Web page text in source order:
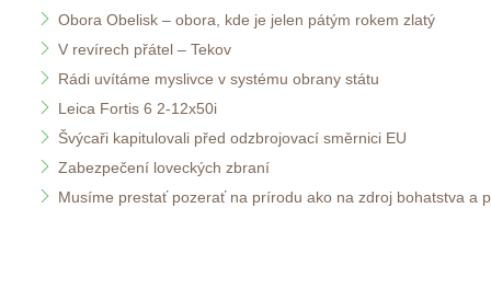
Obora Obelisk – obora, kde je jelen pátým rokem zlatý
V revírech přátel – Tekov
Rádi uvítáme myslivce v systému obrany státu
Leica Fortis 6 2-12x50i
Švýcaři kapitulovali před odzbrojovací směrnici EU
Zabezpečení loveckých zbraní
Musíme prestať pozerať na prírodu ako na zdroj bohatstva a